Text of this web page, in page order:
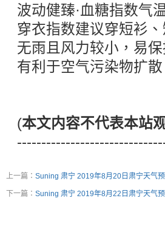
波动健臻·血糖指数气
穿衣指数建议穿短衫
无雨且风力较小，易
有利于空气污染物扩散
(本文内容不代表本站
上一篇： Suning 肃宁 2019年8月20日肃宁天气
下一篇： Suning 肃宁 2019年8月22日肃宁天气